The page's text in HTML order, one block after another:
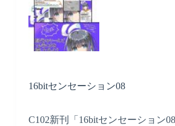
16bitセンセーション08
C102新刊「16bitセンセーション